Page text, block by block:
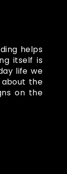
helps
itself is
life we
the
on the